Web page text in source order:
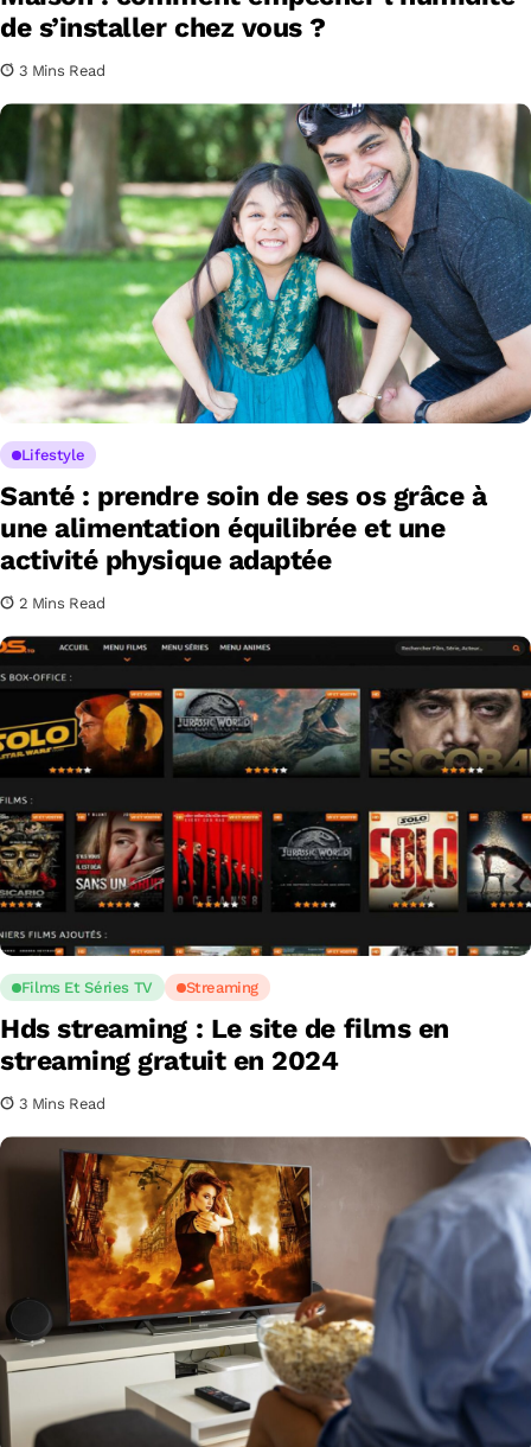
de s’installer chez vous ?
3 Mins Read
Lifestyle
Santé : prendre soin de ses os grâce à
une alimentation équilibrée et une
activité physique adaptée
2 Mins Read
Films Et Séries TV Streaming
Hds streaming : Le site de films en
streaming gratuit en 2024
3 Mins Read